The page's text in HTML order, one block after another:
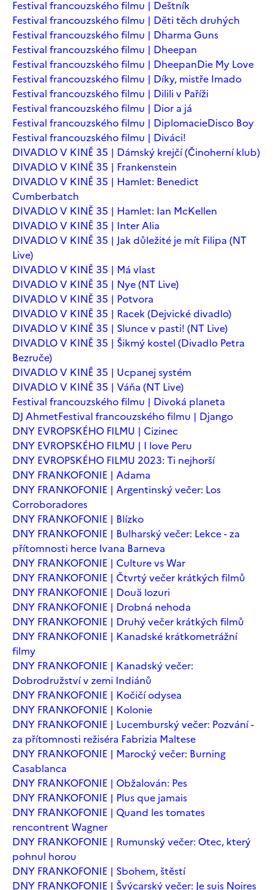
Festival francouzského filmu | Deštník
Festival francouzského filmu | Děti těch druhých
Festival francouzského filmu | Dharma Guns
Festival francouzského filmu | Dheepan
Festival francouzského filmu | DheepanDie My Love
Festival francouzského filmu | Díky, mistře Imado
Festival francouzského filmu | Dilili v Paříži
Festival francouzského filmu | Dior a já
Festival francouzského filmu | DiplomacieDisco Boy
Festival francouzského filmu | Diváci!
DIVADLO V KINĚ 35 | Dámský krejčí (Činoherní klub)
DIVADLO V KINĚ 35 | Frankenstein
DIVADLO V KINĚ 35 | Hamlet: Benedict
Cumberbatch
DIVADLO V KINĚ 35 | Hamlet: Ian McKellen
DIVADLO V KINĚ 35 | Inter Alia
DIVADLO V KINĚ 35 | Jak důležité je mít Filipa (NT
Live)
DIVADLO V KINĚ 35 | Má vlast
DIVADLO V KINĚ 35 | Nye (NT Live)
DIVADLO V KINĚ 35 | Potvora
DIVADLO V KINĚ 35 | Racek (Dejvické divadlo)
DIVADLO V KINĚ 35 | Slunce v pasti! (NT Live)
DIVADLO V KINĚ 35 | Šikmý kostel (Divadlo Petra
Bezruče)
DIVADLO V KINĚ 35 | Ucpanej systém
DIVADLO V KINĚ 35 | Váňa (NT Live)
Festival francouzského filmu | Divoká planeta
DJ AhmetFestival francouzského filmu | Django
DNY EVROPSKÉHO FILMU | Cizinec
DNY EVROPSKÉHO FILMU | I love Peru
DNY EVROPSKÉHO FILMU 2023: Ti nejhorší
DNY FRANKOFONIE | Adama
DNY FRANKOFONIE | Argentinský večer: Los
Corroboradores
DNY FRANKOFONIE | Blízko
DNY FRANKOFONIE | Bulharský večer: Lekce - za
přítomnosti herce Ivana Barneva
DNY FRANKOFONIE | Culture vs War
DNY FRANKOFONIE | Čtvrtý večer krátkých filmů
DNY FRANKOFONIE | Două lozuri
DNY FRANKOFONIE | Drobná nehoda
DNY FRANKOFONIE | Druhý večer krátkých filmů
DNY FRANKOFONIE | Kanadské krátkometrážní
filmy
DNY FRANKOFONIE | Kanadský večer:
Dobrodružství v zemi Indiánů
DNY FRANKOFONIE | Kočičí odysea
DNY FRANKOFONIE | Kolonie
DNY FRANKOFONIE | Lucemburský večer: Pozvání -
za přítomnosti režiséra Fabrizia Maltese
DNY FRANKOFONIE | Marocký večer: Burning
Casablanca
DNY FRANKOFONIE | Obžalován: Pes
DNY FRANKOFONIE | Plus que jamais
DNY FRANKOFONIE | Quand les tomates
rencontrent Wagner
DNY FRANKOFONIE | Rumunský večer: Otec, který
pohnul horou
DNY FRANKOFONIE | Sbohem, štěstí
DNY FRANKOFONIE | Švýcarský večer: Je suis Noires